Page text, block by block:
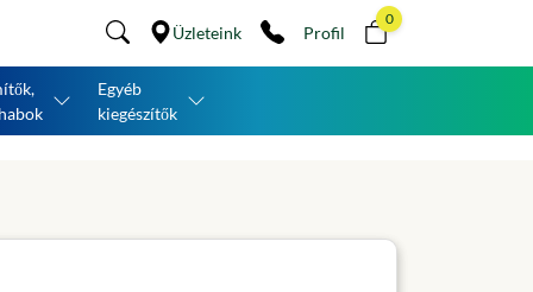
Üzleteink Profil
0
Egyéb
kiegészítők